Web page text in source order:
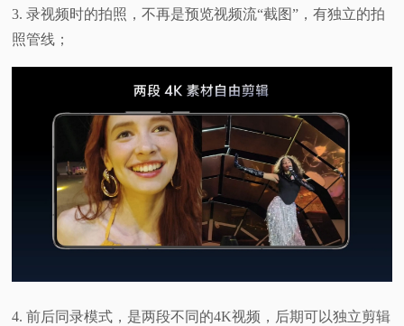
3. 录视频时的拍照，不再是预览视频流“截图”，有独立的拍
照管线；
4. 前后同录模式，是两段不同的4K视频，后期可以独立剪辑